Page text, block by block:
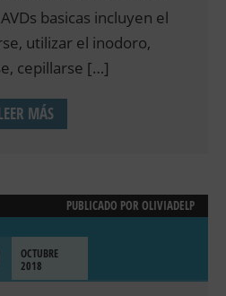
basicas incluyen el
utilizar el inodoro,
cepillarse […]
MÁS
PUBLICADO POR OLIVIADELP
OCTUBRE
2018